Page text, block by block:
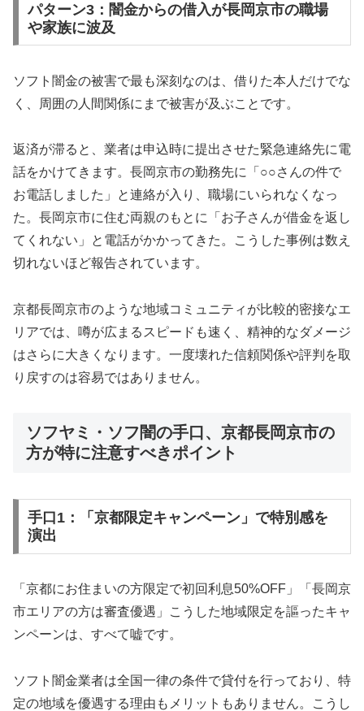
パターン3：闇金からの借入が長岡京市の職場
や家族に波及
ソフト闇金の被害で最も深刻なのは、借りた本人だけでな
く、周囲の人間関係にまで被害が及ぶことです。
返済が滞ると、業者は申込時に提出させた緊急連絡先に電
話をかけてきます。長岡京市の勤務先に「○○さんの件で
お電話しました」と連絡が入り、職場にいられなくなっ
た。長岡京市に住む両親のもとに「お子さんが借金を返し
てくれない」と電話がかかってきた。こうした事例は数え
切れないほど報告されています。
京都長岡京市のような地域コミュニティが比較的密接なエ
リアでは、噂が広まるスピードも速く、精神的なダメージ
はさらに大きくなります。一度壊れた信頼関係や評判を取
り戻すのは容易ではありません。
ソフヤミ・ソフ闇の手口、京都長岡京市の
方が特に注意すべきポイント
手口1：「京都限定キャンペーン」で特別感を
演出
「京都にお住まいの方限定で初回利息50%OFF」「長岡京
市エリアの方は審査優遇」こうした地域限定を謳ったキャ
ンペーンは、すべて嘘です。
ソフト闇金業者は全国一律の条件で貸付を行っており、特
定の地域を優遇する理由もメリットもありません。こうし